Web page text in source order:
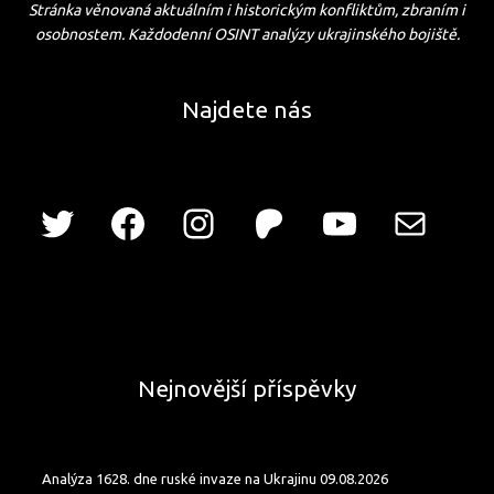
Stránka věnovaná aktuálním i historickým konfliktům, zbraním i
osobnostem. Každodenní OSINT analýzy ukrajinského bojiště.
Najdete nás
Nejnovější příspěvky
Analýza 1628. dne ruské invaze na Ukrajinu 09.08.2026